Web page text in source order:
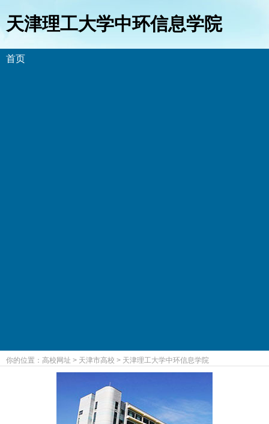
天津理工大学中环信息学院
首页
你的位置： 高校网址 > 天津市高校 > 天津理工大学中环信息学院